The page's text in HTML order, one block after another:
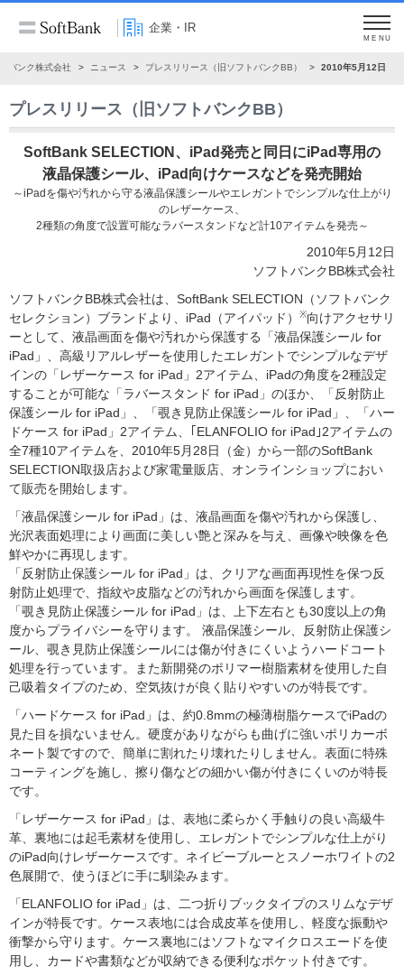
企業・IR
MENU
バンク株式会社 ニュース プレスリリース（旧ソフトバンクBB） 2010年5月12日
プレスリリース（旧ソフトバンクBB）
SoftBank SELECTION、iPad発売と同日にiPad専用の
液晶保護シール、iPad向けケースなどを発売開始
～iPadを傷や汚れから守る液晶保護シールやエレガントでシンプルな仕上がり
のレザーケース、
2種類の角度で設置可能なラバースタンドなど計10アイテムを発売～
2010年5月12日
ソフトバンクBB株式会社
ソフトバンクBB株式会社は、SoftBank SELECTION（ソフトバンク
セレクション）ブランドより、iPad（アイパッド）
※向けアクセサリ
ーとして、液晶画面を傷や汚れから保護する「液晶保護シール for
iPad」、高級リアルレザーを使用したエレガントでシンプルなデザ
インの「レザーケース for iPad」2アイテム、iPadの角度を2種設定
することが可能な「ラバースタンド for iPad」のほか、「反射防止
保護シール for iPad」、「覗き見防止保護シール for iPad」、「ハー
ドケース for iPad」2アイテム、｢ELANFOLIO for iPad｣2アイテムの
全7種10アイテムを、2010年5月28日（金）から一部のSoftBank
SELECTION取扱店および家電量販店、オンラインショップにおい
て販売を開始します。
「液晶保護シール for iPad」は、液晶画面を傷や汚れから保護し、
光沢表面処理により画面に美しい艶と深みを与え、画像や映像を色
鮮やかに再現します。
「反射防止保護シール for iPad」は、クリアな画面再現性を保つ反
射防止処理で、指紋や皮脂などの汚れから画面を保護します。
「覗き見防止保護シール for iPad」は、上下左右とも30度以上の角
度からプライバシーを守ります。 液晶保護シール、反射防止保護シ
ール、覗き見防止保護シールには傷が付きにくいようハードコート
処理を行っています。また新開発のポリマー樹脂素材を使用した自
己吸着タイプのため、空気抜けが良く貼りやすいのが特長です。
「ハードケース for iPad」は、約0.8mmの極薄樹脂ケースでiPadの
見た目を損ないません。硬度がありながらも曲げに強いポリカーボ
ネート製ですので、簡単に割れたり壊れたりしません。表面に特殊
コーティングを施し、擦り傷などの細かい傷が付きにくいのが特長
です。
「レザーケース for iPad」は、表地に柔らかく手触りの良い高級牛
革、裏地には起毛素材を使用し、エレガントでシンプルな仕上がり
のiPad向けレザーケースです。ネイビーブルーとスノーホワイトの2
色展開で、使うほどに手に馴染みます。
「ELANFOLIO for iPad」は、二つ折りブックタイプのスリムなデザ
インが特長です。ケース表地には合成皮革を使用し、軽度な振動や
衝撃から守ります。ケース裏地にはソフトなマイクロスエードを使
用し、カードや書類などが収納できる便利なポケット付きです。